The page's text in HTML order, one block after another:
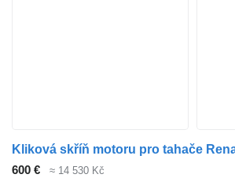
Kliková skříň motoru pro tahače
600 €
≈ 14 530 Kč